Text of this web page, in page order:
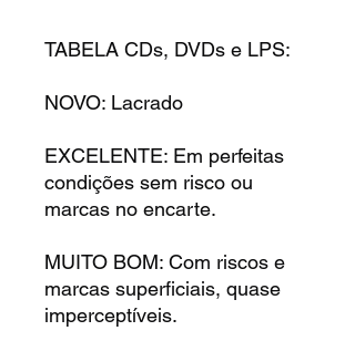
TABELA CDs, DVDs e LPS:
NOVO: Lacrado
EXCELENTE: Em perfeitas
condições sem risco ou
marcas no encarte.
MUITO BOM: Com riscos e
marcas superficiais, quase
imperceptíveis.